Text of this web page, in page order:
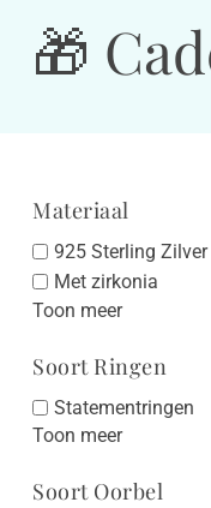
🎁
Materiaal
925 Sterling Zilver
Met zirkonia
Toon meer
Soort Ringen
Statementringen
Toon meer
Soort Oorbel